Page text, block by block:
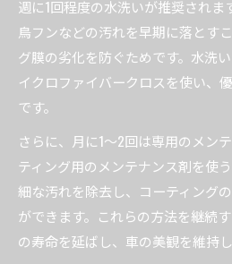
週に1回程度の水洗いが推奨されま
鳥フンなどの汚れを早期に落とす
グ膜の劣化を防ぐためです。水洗
イクロファイバークロスを使い、
です。
さらに、月に1〜2回は専用のメン
ティング用のメンテナンス剤を使
細な汚れを除去し、コーティング
ができます。これらの方法を継続
の寿命を延ばし、車の美観を維持